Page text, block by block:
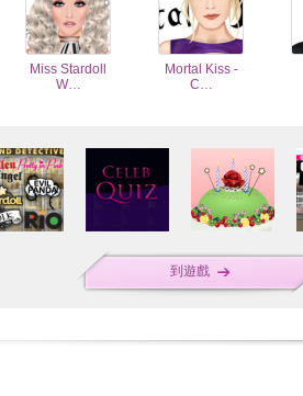
Miss Stardoll
W…
Mortal Kiss -
C…
到遊戲